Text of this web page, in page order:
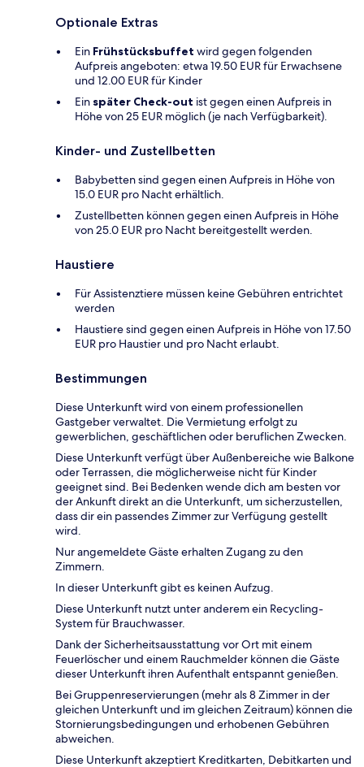
Optionale Extras
Ein Frühstücksbuffet wird gegen folgenden
Aufpreis angeboten: etwa 19.50 EUR für Erwachsene
und 12.00 EUR für Kinder
Ein später Check-out ist gegen einen Aufpreis in
Höhe von 25 EUR möglich (je nach Verfügbarkeit).
Kinder- und Zustellbetten
Babybetten sind gegen einen Aufpreis in Höhe von
15.0 EUR pro Nacht erhältlich.
Zustellbetten können gegen einen Aufpreis in Höhe
von 25.0 EUR pro Nacht bereitgestellt werden.
Haustiere
Für Assistenztiere müssen keine Gebühren entrichtet
werden
Haustiere sind gegen einen Aufpreis in Höhe von 17.50
EUR pro Haustier und pro Nacht erlaubt.
Bestimmungen
Diese Unterkunft wird von einem professionellen
Gastgeber verwaltet. Die Vermietung erfolgt zu
gewerblichen, geschäftlichen oder beruflichen Zwecken.
Diese Unterkunft verfügt über Außenbereiche wie Balkone
oder Terrassen, die möglicherweise nicht für Kinder
geeignet sind. Bei Bedenken wende dich am besten vor
der Ankunft direkt an die Unterkunft, um sicherzustellen,
dass dir ein passendes Zimmer zur Verfügung gestellt
wird.
Nur angemeldete Gäste erhalten Zugang zu den
Zimmern.
In dieser Unterkunft gibt es keinen Aufzug.
Diese Unterkunft nutzt unter anderem ein Recycling-
System für Brauchwasser.
Dank der Sicherheitsausstattung vor Ort mit einem
Feuerlöscher und einem Rauchmelder können die Gäste
dieser Unterkunft ihren Aufenthalt entspannt genießen.
Bei Gruppenreservierungen (mehr als 8 Zimmer in der
gleichen Unterkunft und im gleichen Zeitraum) können die
Stornierungsbedingungen und erhobenen Gebühren
abweichen.
Diese Unterkunft akzeptiert Kreditkarten, Debitkarten und